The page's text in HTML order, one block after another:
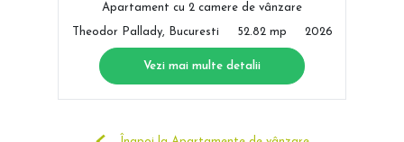
Apartament cu 2 camere de vânzare
Theodor Pallady, Bucuresti 52.82 mp 2026
Vezi mai multe detalii